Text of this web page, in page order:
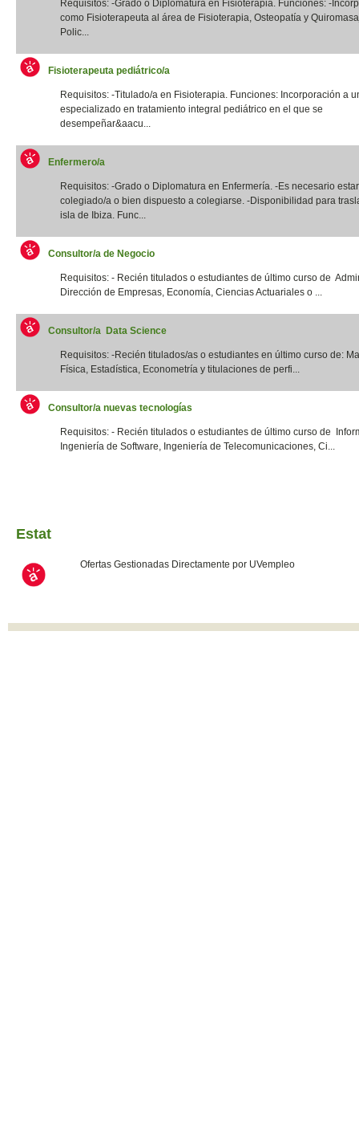
Requisitos: -Grado o Diplomatura en Fisioterapia. Funciones: -
como Fisioterapeuta al área de Fisioterapia, Osteopatía y
Polic...
Fisioterapeuta pediátrico/a
Requisitos: -Titulado/a en Fisioterapia. Funciones: Incorporación a
especializado en tratamiento integral pediátrico en el que se
desempeñar&aacu...
Enfermero/a
Requisitos: -Grado o Diplomatura en Enfermería. -Es necesario estar
colegiado/a o bien dispuesto a colegiarse. -Disponibilidad para
isla de Ibiza. Func...
Consultor/a de Negocio
Requisitos: - Recién titulados o estudiantes de último curso de
Dirección de Empresas, Economía, Ciencias Actuariales o ...
Consultor/a Data Science
Requisitos: -Recién titulados/as o estudiantes en último curso de:
Física, Estadística, Econometría y titulaciones de perfi...
Consultor/a nuevas tecnologías
Requisitos: - Recién titulados o estudiantes de último curso de
Ingeniería de Software, Ingeniería de Telecomunicaciones, Ci...
Estat
Ofertas Gestionadas Directamente por UVempleo